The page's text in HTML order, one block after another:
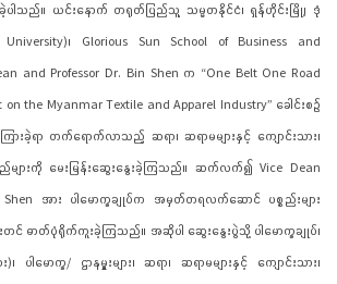
းခဲ့ပါသည်။ ယင်းနောက် တရုတ်ပြည်သူ့ သမ္မတနိုင်ငံ၊ ရှန်ဟိုင်းမြို့၊ ဒုံ
၊ Glorious Sun School of Business and
and Professor Dr. Bin Shen က “One Belt One Road
the Myanmar Textile and Apparel Industry” ခေါင်းစဉ်
ကြားခဲ့ရာ တက်ရောက်လာသည့် ဆရာ၊ ဆရာမများနှင့် ကျောင်းသား၊
များကို မေးမြန်းဆွေးနွေးခဲ့ကြသည်။ ဆက်လက်၍ Vice Dean
အား ပါမောက္ခချုပ်က အမှတ်တရလက်ဆောင် ပစ္စည်းများ
တင် ဓာတ်ပုံရိုက်ကူးခဲ့ကြသည်။ အဆိုပါ ဆွေးနွေးပွဲသို့ ပါမောက္ခချုပ်၊
၊ ပါမောက္ခ/ ဌာနမှူးများ၊ ဆရာ၊ ဆရာမများနှင့် ကျောင်းသား၊